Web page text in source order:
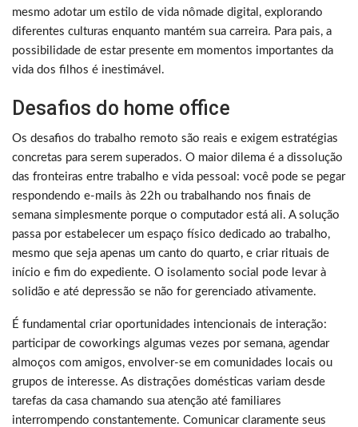
mesmo adotar um estilo de vida nômade digital, explorando
diferentes culturas enquanto mantém sua carreira. Para pais, a
possibilidade de estar presente em momentos importantes da
vida dos filhos é inestimável.
Desafios do home office
Os desafios do trabalho remoto são reais e exigem estratégias
concretas para serem superados. O maior dilema é a dissolução
das fronteiras entre trabalho e vida pessoal: você pode se pegar
respondendo e-mails às 22h ou trabalhando nos finais de
semana simplesmente porque o computador está ali. A solução
passa por estabelecer um espaço físico dedicado ao trabalho,
mesmo que seja apenas um canto do quarto, e criar rituais de
início e fim do expediente. O isolamento social pode levar à
solidão e até depressão se não for gerenciado ativamente.
É fundamental criar oportunidades intencionais de interação:
participar de coworkings algumas vezes por semana, agendar
almoços com amigos, envolver-se em comunidades locais ou
grupos de interesse. As distrações domésticas variam desde
tarefas da casa chamando sua atenção até familiares
interrompendo constantemente. Comunicar claramente seus